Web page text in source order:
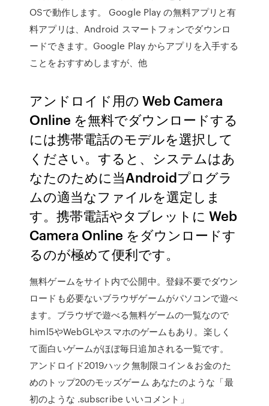
OSで動作します。 Google Play の無料アプリと有
料アプリは、Android スマートフォンでダウンロ
ードできます。Google Play からアプリを入手する
ことをおすすめしますが、他
アンドロイド用の Web Camera
Online を無料でダウンロードする
には携帯電話のモデルを選択して
ください。すると、システムはあ
なたのために当Androidプログラ
ムの適当なファイルを選定しま
す。携帯電話やタブレットに Web
Camera Online をダウンロードす
るのが極めて便利です。
無料ゲームをサイト内で公開中。登録不要でダウン
ロードも必要ないブラウザゲームがパソコンで遊べ
ます。ブラウザで遊べる無料ゲームの一覧なので
himl5やWebGLやスマホのゲームもあり。楽しく
て面白いゲームがほぼ毎日追加される一覧です。
アンドロイド2019ハック無制限コイン＆お金のた
めのトップ20のモッズゲーム あなたのような「最
初のような .subscribe いいコメント」